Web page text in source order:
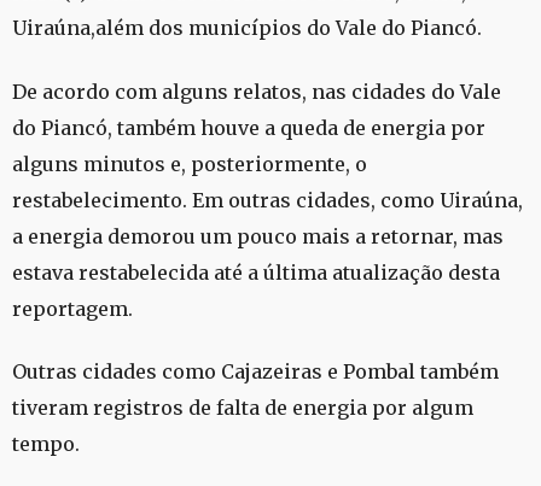
Uiraúna,além dos municípios do Vale do Piancó.
De acordo com alguns relatos, nas cidades do Vale
do Piancó, também houve a queda de energia por
alguns minutos e, posteriormente, o
restabelecimento. Em outras cidades, como Uiraúna,
a energia demorou um pouco mais a retornar, mas
estava restabelecida até a última atualização desta
reportagem.
Outras cidades como Cajazeiras e Pombal também
tiveram registros de falta de energia por algum
tempo.